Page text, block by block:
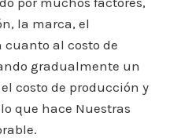
la marca, el
cuanto al costo de
gradualmente un
costo de producción y
que hace Nuestras